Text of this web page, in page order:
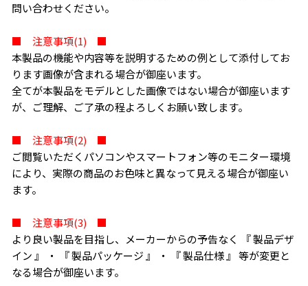
問い合わせください。
■ 注意事項(1) ■
本製品の機能や内容等を説明するための例として添付してお
ります画像が含まれる場合が御座います。
全てが本製品をモデルとした画像ではない場合が御座います
が、ご理解、ご了承の程よろしくお願い致します。
■ 注意事項(2) ■
ご閲覧いただくパソコンやスマートフォン等のモニター環境
により、実際の商品のお色味と異なって見える場合が御座い
ます。
■ 注意事項(3) ■
より良い製品を目指し、メーカーからの予告なく 『 製品デザ
イン 』 ・ 『 製品パッケージ 』 ・ 『 製品仕様 』 等が変更と
なる場合が御座います。